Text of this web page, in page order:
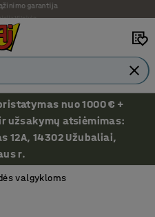
Vilniuje
nuo 1000 € +
užsakymų atsiėmimas:
12A, 14302 Užubaliai,
r.
valgykloms